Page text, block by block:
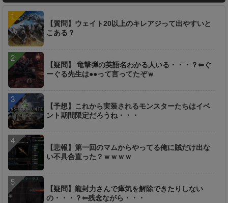
【質問】ウェイト20以上のキレアジって出やすいと
こある？
【疑問】 竜撃弾の英語名わかる人いる・・・？⇐ぐ
ーぐる先生は●●って言ってたぞｗ
【予想】これから実装されるモンスターたちはイベ
ント期間限定だろうね・・・
【悲報】第一回のマムからやってる俺に賊だけ出な
い不具合直った？ｗｗｗｗ
【疑問】龍封力さんで瘴気を解除できたりしない
の・・・？⇐残念ながら・・・